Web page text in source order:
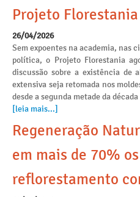
Projeto
26/04/2026
Sem expoentes na academia, nas
política, o Projeto Florestania
discussão sobre a existência de
extensiva seja retomada nos
desde a segunda metade da década
[leia mais...]
Regeneração
em mais de 70%
reflorestamento